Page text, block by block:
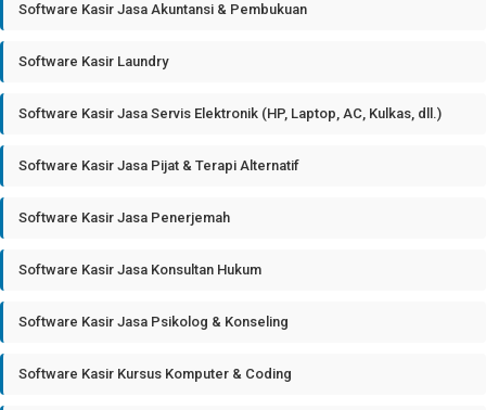
Software Kasir Jasa Akuntansi & Pembukuan
Software Kasir Laundry
Software Kasir Jasa Servis Elektronik (HP, Laptop, AC, Kulkas, dll.)
Software Kasir Jasa Pijat & Terapi Alternatif
Software Kasir Jasa Penerjemah
Software Kasir Jasa Konsultan Hukum
Software Kasir Jasa Psikolog & Konseling
Software Kasir Kursus Komputer & Coding